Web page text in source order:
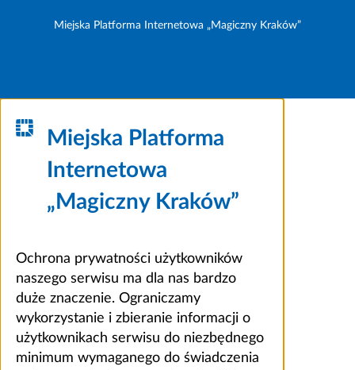
Miejska Platforma Internetowa „Magiczny Kraków”
Miejska Platforma
Internetowa
„Magiczny Kraków”
Ochrona prywatności użytkowników
naszego serwisu ma dla nas bardzo
duże znaczenie. Ograniczamy
wykorzystanie i zbieranie informacji o
użytkownikach serwisu do niezbędnego
minimum wymaganego do świadczenia